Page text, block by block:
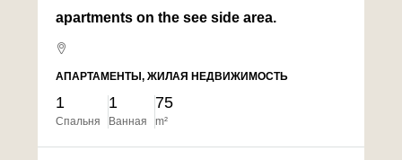
apartments on the see side area.
АПАРТАМЕНТЫ, ЖИЛАЯ НЕДВИЖИМОСТЬ
1
Спальня
1
Ванная
75
m²